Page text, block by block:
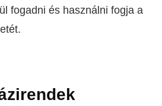
fogadni és használni fogja a